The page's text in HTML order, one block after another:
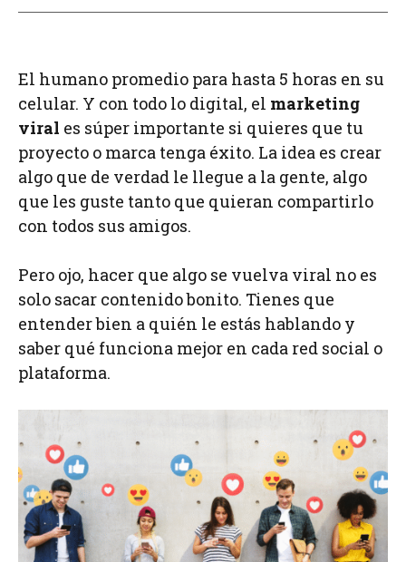
El humano promedio para hasta 5 horas en su
celular. Y con todo lo digital, el marketing
viral es súper importante si quieres que tu
proyecto o marca tenga éxito. La idea es crear
algo que de verdad le llegue a la gente, algo
que les guste tanto que quieran compartirlo
con todos sus amigos.
Pero ojo, hacer que algo se vuelva viral no es
solo sacar contenido bonito. Tienes que
entender bien a quién le estás hablando y
saber qué funciona mejor en cada red social o
plataforma.